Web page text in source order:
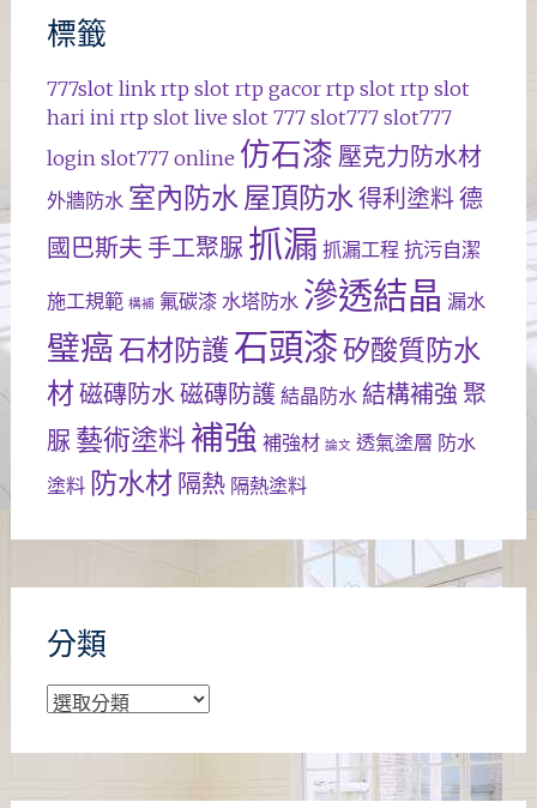
標籤
777slot link rtp slot rtp gacor rtp slot rtp slot
hari ini rtp slot live slot 777 slot777 slot777
login slot777 online 仿石漆 壓克力防水材
外牆防水 室內防水屋頂防水得利塗料德
國巴斯夫 手工聚脲 抓漏 抓漏工程 抗污自潔
施工規範 構補 氟碳漆 水塔防水 滲透結晶 漏水
璧癌石材防護 石頭漆矽酸質防水
材磁磚防水磁磚防護 結晶防水 結構補強 聚
脲 藝術塗料補強 補強材 論文 透氣塗層 防水
塗料 防水材 隔熱 隔熱塗料
分類
分